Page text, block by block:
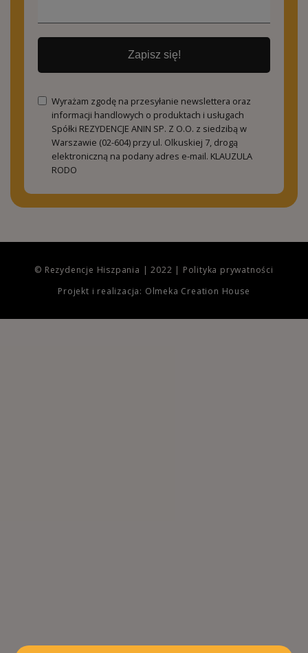
Zapisz się!
Wyrażam zgodę na przesyłanie newslettera oraz
informacji handlowych o produktach i usługach
Spółki REZYDENCJE ANIN SP. Z O.O. z siedzibą w
Warszawie (02-604) przy ul. Olkuskiej 7, drogą
elektroniczną na podany adres e-mail. KLAUZULA
RODO
© Rezydencje Hiszpania | 2022 | Polityka prywatności
Projekt i realizacja: Olmeka Creation House